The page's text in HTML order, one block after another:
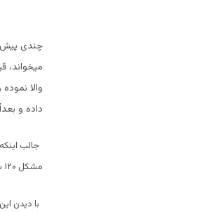
چندی پیش
میخواند،
والا
داده و
جالب
مشکل ۱۲۰ سالۀ شانرا در ظرف چند دقیقه یکطرفه کردند – آنهم در امریکا.
با دیدن